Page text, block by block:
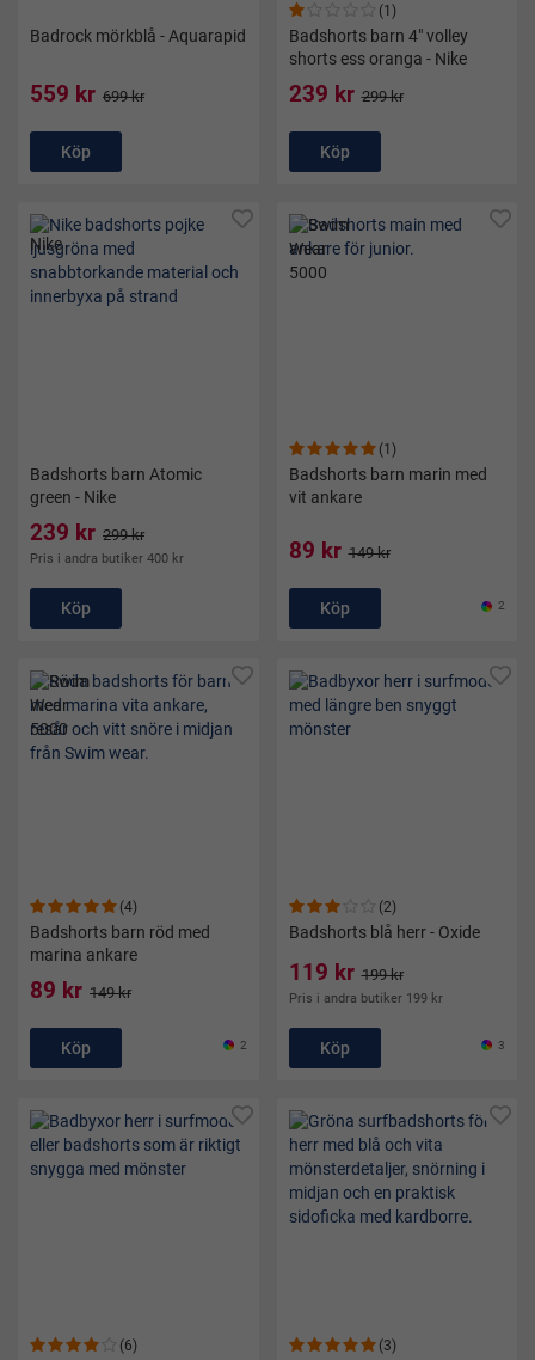
Badrock mörkblå - Aquarapid
559 kr 699 kr
Köp
(1)
Badshorts barn 4" volley
shorts ess oranga - Nike
239 kr 299 kr
Köp
Badshorts barn Atomic
green - Nike
239 kr 299 kr
Pris i andra butiker 400 kr
Köp
(1)
Badshorts barn marin med
vit ankare
89 kr 149 kr
Köp 2
(4)
Badshorts barn röd med
marina ankare
89 kr 149 kr
Köp 2
(2)
Badshorts blå herr - Oxide
119 kr 199 kr
Pris i andra butiker 199 kr
Köp 3
(6) (3)